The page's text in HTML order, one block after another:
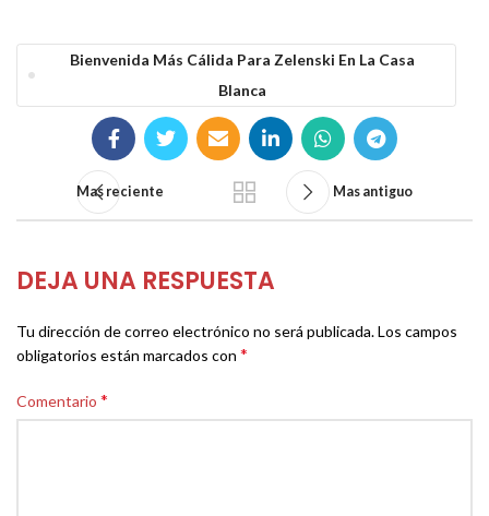
Bienvenida Más Cálida Para Zelenski En La Casa
Blanca
Mas reciente Mas antiguo
DEJA UNA RESPUESTA
Tu dirección de correo electrónico no será publicada.Los campos
obligatorios están marcados con *
Comentario *